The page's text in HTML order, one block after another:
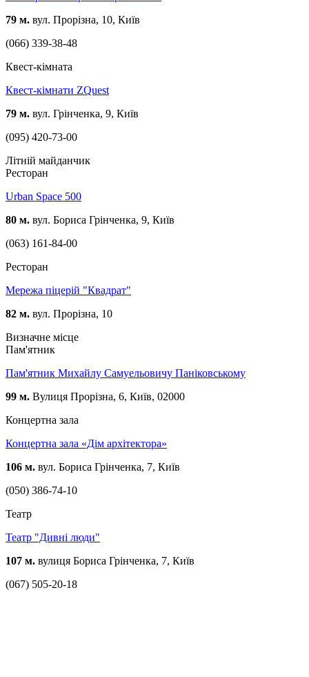
79 м. вул. Прорізна, 10, Київ
(066) 339-38-48
Квест-кімната
Квест-кімнати ZQuest
79 м. вул. Грінченка, 9, Київ
(095) 420-73-00
Літній майданчик
Ресторан
Urban Space 500
80 м. вул. Бориса Грінченка, 9, Київ
(063) 161-84-00
Ресторан
Мережа піцерій "Квадрат"
82 м. вул. Прорізна, 10
Визначне місце
Пам'ятник
Пам'ятник Михайлу Самуельовичу Паніковському
99 м. Вулиця Прорізна, 6, Київ, 02000
Концертна зала
Концертна зала «Дім архітектора»
106 м. вул. Бориса Грінченка, 7, Київ
(050) 386-74-10
Театр
Театр "Дивні люди"
107 м. вулиця Бориса Грінченка, 7, Київ
(067) 505-20-18